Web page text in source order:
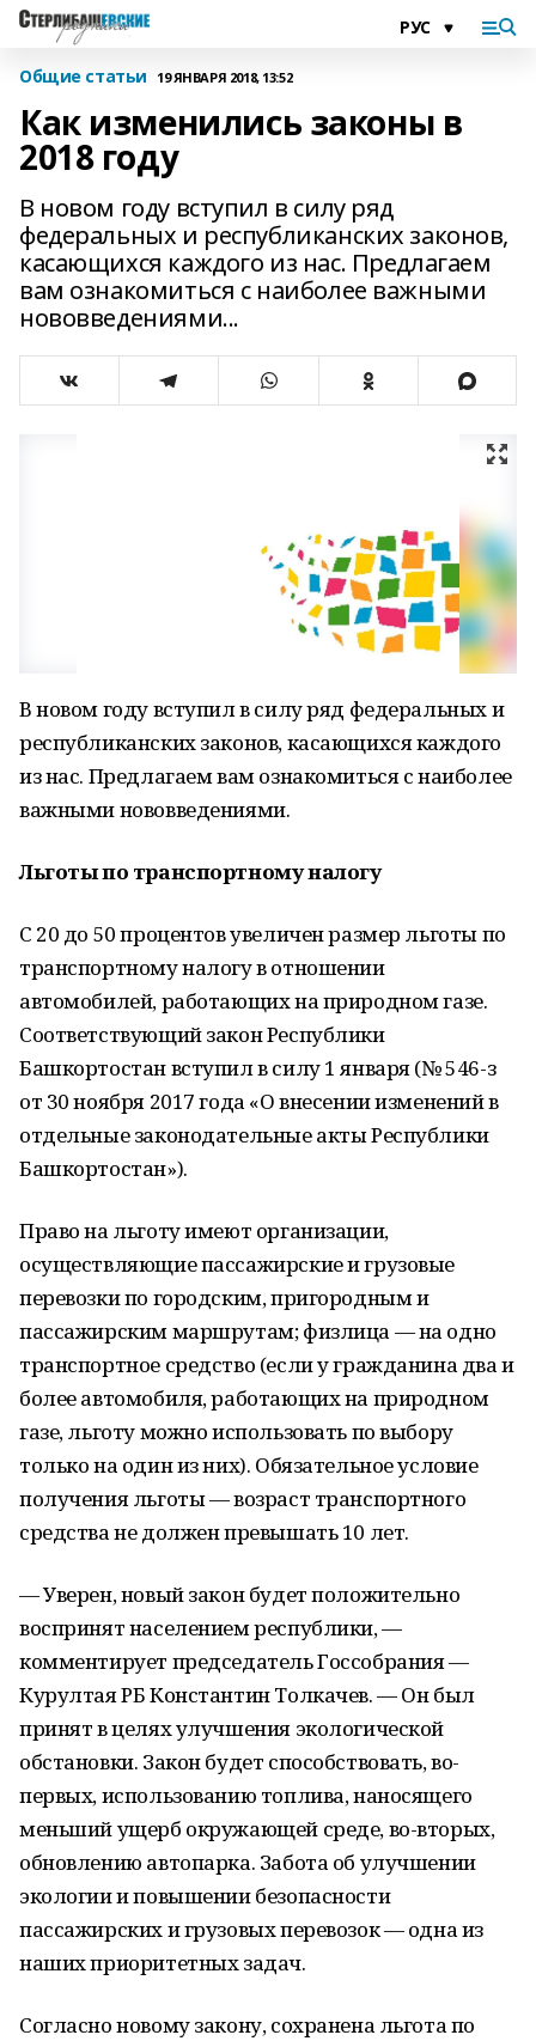
Общие статьи 19 ЯНВАРЯ 2018, 13:52
Как изменились законы в
2018 году
В новом году вступил в силу ряд
федеральных и республиканских законов,
касающихся каждого из нас. Предлагаем
вам ознакомиться с наиболее важными
нововведениями...
В новом году вступил в силу ряд федеральных и
республиканских законов, касающихся каждого
из нас. Предлагаем вам ознакомиться с наиболее
важными нововведениями.
Льготы по транспортному налогу
С 20 до 50 процентов увеличен размер льготы по
транспортному налогу в отношении
автомобилей, работающих на природном газе.
Соответствующий закон Республики
Башкортостан вступил в силу 1 января (№ 546-з
от 30 ноября 2017 года «О внесении изменений в
отдельные законодательные акты Республики
Башкортостан»).
Право на льготу имеют организации,
осуществляющие пассажирские и грузовые
перевозки по городским, пригородным и
пассажирским маршрутам; физлица — на одно
транспортное средство (если у гражданина два и
более автомобиля, работающих на природном
газе, льготу можно использовать по выбору
только на один из них). Обязательное условие
получения льготы — возраст транспортного
средства не должен превышать 10 лет.
— Уверен, новый закон будет положительно
воспринят населением республики, —
комментирует председатель Госсобрания —
Курултая РБ Константин Толкачев. — Он был
принят в целях улучшения экологической
обстановки. Закон будет способствовать, во-
первых, использованию топлива, наносящего
меньший ущерб окружающей среде, во-вторых,
обновлению автопарка. Забота об улучшении
экологии и повышении безопасности
пассажирских и грузовых перевозок — одна из
наших приоритетных задач.
Согласно новому закону, сохранена льгота по